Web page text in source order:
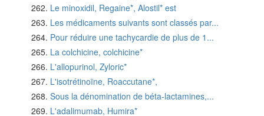
Le minoxidil, Regaine*, Alostil* est
Les médicaments suivants sont classés par...
Pour réduire une tachycardie de plus de 1...
La colchicine, colchicine*
L'allopurinol, Zyloric*
L'isotrétinoïne, Roaccutane*,
Sous la dénomination de béta-lactamines,...
L'adalimumab, Humira*